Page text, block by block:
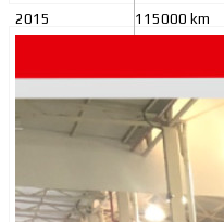
2015 115000 km